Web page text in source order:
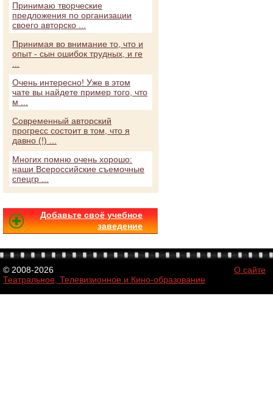
Принимаю творческие
предложения по организации
своего авторско ...
Принимая во внимание то, что и
опыт - сын ошибок трудных, и ге
Очень интересно! Уже в этом
чате вы найдете пример того, что
м ...
Современный авторский
прогресс состоит в том, что я
давно (!) ...
Многих помню очень хорошо:
наши Всероссийские съемочные
спецгр ...
Добавьте своё учебное
заведение
© 2008-2026
Театральное, Телевизионное и Кино-образование
О сайте